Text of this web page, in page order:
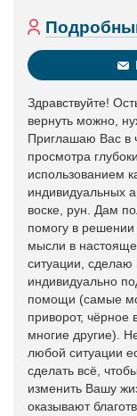
Здравствуйте!
вернуть можно,
Приглашаю Вас в
просмотра
использованием
индивидуальных
воске, рун. Дам
помогу в решении
мысли в
ситуации, сделаю
индивидуально
помощи (самые
приворот, чёрное
многие другие).
любой ситуации
сделать всё,
изменить Вашу
оказывают